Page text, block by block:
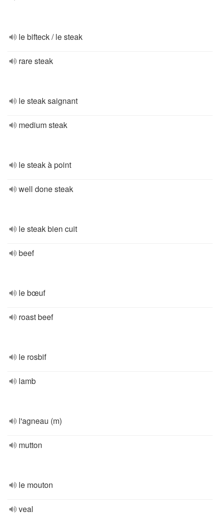
le bifteck / le steak
rare steak
le steak saignant
medium steak
le steak à point
well done steak
le steak bien cuit
beef
le bœuf
roast beef
le rosbif
lamb
l'agneau (m)
mutton
le mouton
veal